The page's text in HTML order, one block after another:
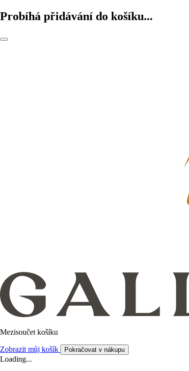
Probíhá přidávání do košíku...
Mezisoučet košíku
Zobrazit můj košík Pokračovat v nákupu
Loading...